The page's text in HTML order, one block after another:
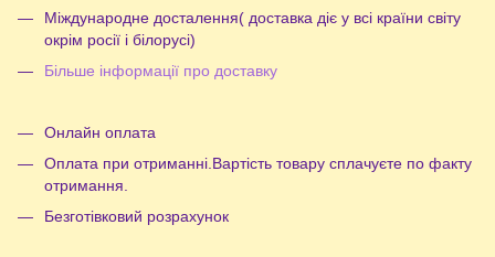
Міждународне досталення( доставка діє у всі країни світу
окрім росії і білорусі)
Більше інформації про доставку
Онлайн оплата
Оплата при отриманні.Вартість товару сплачуєте по факту
отримання.
Безготівковий розрахунок